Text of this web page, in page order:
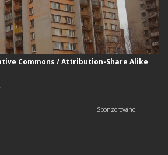
Commons / Attribution-Share Alike